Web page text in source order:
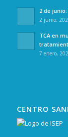
2 de
2 junio,
TCA en
7 enero,
CENTRO